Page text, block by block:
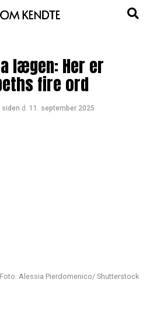
lægen: Her er
fire ord
siden d. 11. september 2025
Foto: Alessia Pierdomenico/ Shutterstock